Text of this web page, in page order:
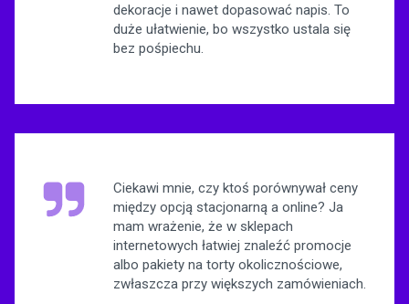
dekoracje i nawet dopasować napis. To
duże ułatwienie, bo wszystko ustala się
bez pośpiechu.
Ciekawi mnie, czy ktoś porównywał ceny
między opcją stacjonarną a online? Ja
mam wrażenie, że w sklepach
internetowych łatwiej znaleźć promocje
albo pakiety na torty okolicznościowe,
zwłaszcza przy większych zamówieniach.